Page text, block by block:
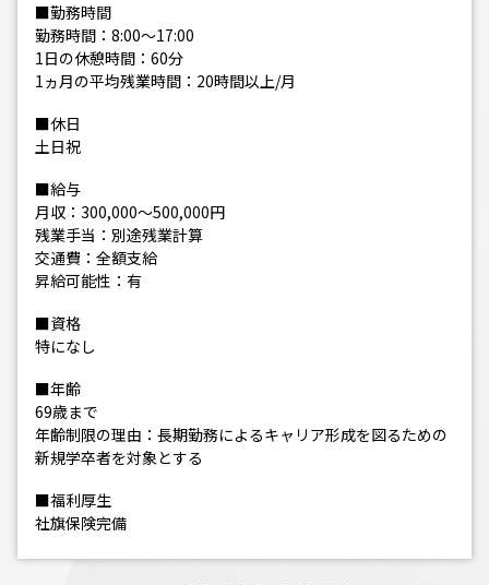
■勤務時間
勤務時間：8:00～17:00
1日の休憩時間：60分
1ヵ月の平均残業時間：20時間以上/月
■休日
土日祝
■給与
月収：300,000～500,000円
残業手当：別途残業計算
交通費：全額支給
昇給可能性：有
■資格
特になし
■年齢
69歳まで
年齢制限の理由：長期勤務によるキャリア形成を図るための
新規学卒者を対象とする
■福利厚生
社旗保険完備